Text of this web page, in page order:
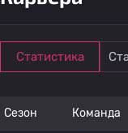
Статистика
Сезон Команда